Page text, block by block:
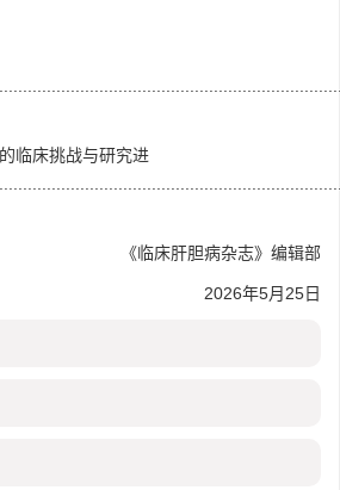
临床挑战与研究进
《临床肝胆病杂志》编辑部
2026年5月25日